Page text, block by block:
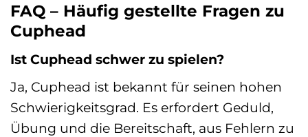
FAQ – Häufig gestellte Fragen zu
Cuphead
Ist Cuphead schwer zu spielen?
Ja, Cuphead ist bekannt für seinen hohen
Schwierigkeitsgrad. Es erfordert Geduld,
Übung und die Bereitschaft, aus Fehlern zu